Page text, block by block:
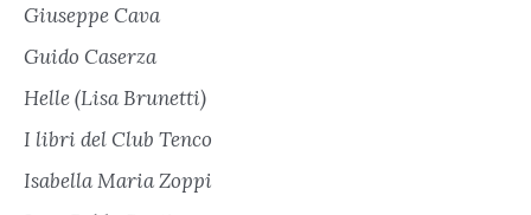
Giuseppe Cava
Guido Caserza
Helle (Lisa Brunetti)
I libri del Club Tenco
Isabella Maria Zoppi